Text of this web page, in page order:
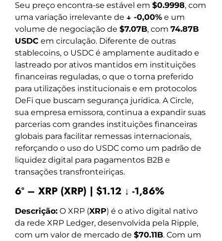
Seu preço encontra-se estável em $0.9998, com
uma variação irrelevante de ↓ -0,00% e um
volume de negociação de $7.07B, com 74.87B
USDC em circulação. Diferente de outras
stablecoins, o USDC é amplamente auditado e
lastreado por ativos mantidos em instituições
financeiras reguladas, o que o torna preferido
para utilizações institucionais e em protocolos
DeFi que buscam segurança jurídica. A Circle,
sua empresa emissora, continua a expandir suas
parcerias com grandes instituições financeiras
globais para facilitar remessas internacionais,
reforçando o uso do USDC como um padrão de
liquidez digital para pagamentos B2B e
transações transfronteiriças.
6º – XRP (XRP) | $1.12 ↓ -1,86%
Descrição: O XRP (XRP) é o ativo digital nativo
da rede XRP Ledger, desenvolvida pela Ripple,
com um valor de mercado de $70.11B. Com um